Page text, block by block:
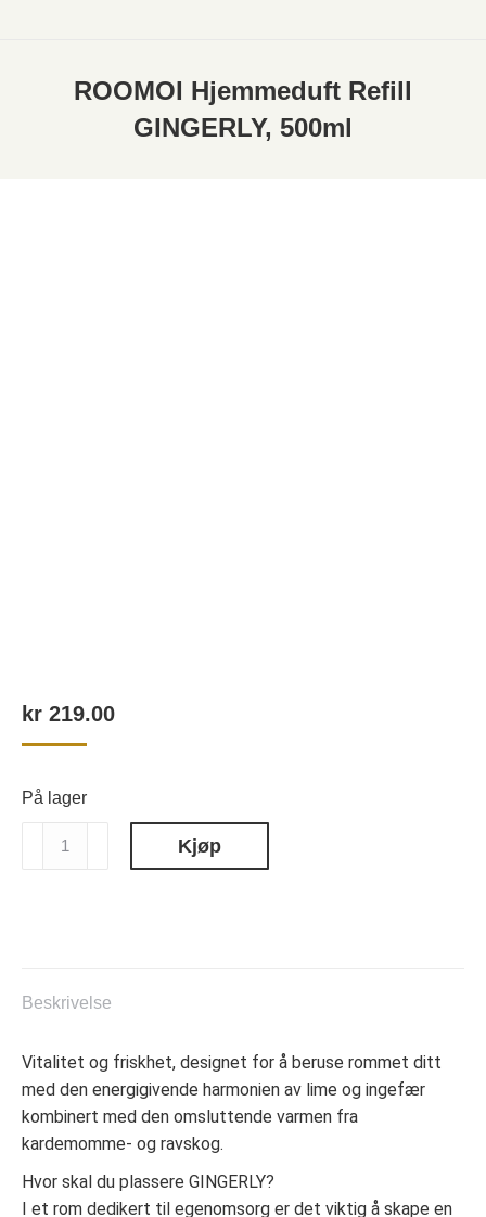
ROOMOI Hjemmeduft Refill
GINGERLY, 500ml
kr 219.00
På lager
Kjøp
Beskrivelse
Vitalitet og friskhet, designet for å beruse rommet ditt
med den energigivende harmonien av lime og ingefær
kombinert med den omsluttende varmen fra
kardemomme- og ravskog.
Hvor skal du plassere GINGERLY?
I et rom dedikert til egenomsorg er det viktig å skape en